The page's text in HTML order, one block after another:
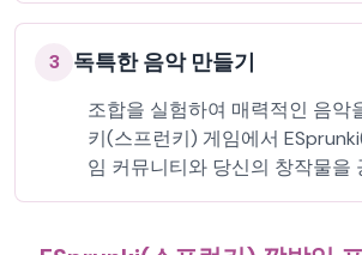
3 독특한 음악 만들기
조합을 실험하여 매력적인 음악
키(스프런키) 게임에서
임 커뮤니티와 당신의 창작물을